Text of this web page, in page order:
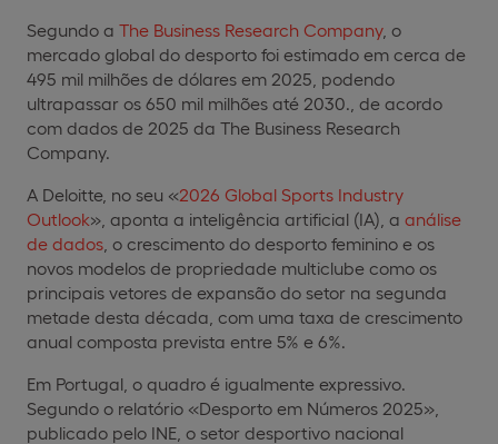
Segundo a The Business Research Company, o
mercado global do desporto foi estimado em cerca de
495 mil milhões de dólares em 2025, podendo
ultrapassar os 650 mil milhões até 2030., de acordo
com dados de 2025 da The Business Research
Company.
A Deloitte, no seu «2026 Global Sports Industry
Outlook», aponta a inteligência artificial (IA), a análise
de dados , o crescimento do desporto feminino e os
novos modelos de propriedade multiclube como os
principais vetores de expansão do setor na segunda
metade desta década, com uma taxa de crescimento
anual composta prevista entre 5% e 6%.
Em Portugal, o quadro é igualmente expressivo.
Segundo o relatório «Desporto em Números 2025»,
publicado pelo INE, o setor desportivo nacional